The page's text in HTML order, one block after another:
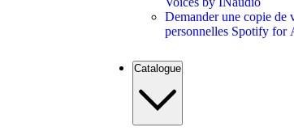
Demander une copie de
personnelles Spotify for
Catalogue